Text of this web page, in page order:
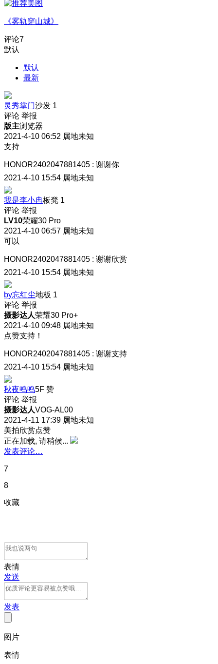
《雾轨穿山城》
评论7
默认
默认
最新
灵秀掌门沙发 1
评论 举报
版主浏览器
2021-4-10 06:52 属地未知
支持
HONOR2402047881405 : 谢谢你
2021-4-10 15:54 属地未知
我是李小冉板凳 1
评论 举报
LV10荣耀30 Pro
2021-4-10 06:57 属地未知
可以
HONOR2402047881405 : 谢谢欣赏
2021-4-10 15:54 属地未知
by忘红尘地板 1
评论 举报
摄影达人荣耀30 Pro+
2021-4-10 09:48 属地未知
点赞支持！
HONOR2402047881405 : 谢谢支持
2021-4-10 15:54 属地未知
秋夜鸣鸣5F 赞
评论 举报
摄影达人VOG-AL00
2021-4-11 17:39 属地未知
美拍欣赏点赞
正在加载, 请稍候...
发表评论…
7
8
收藏
表情
发送
发表
图片
表情